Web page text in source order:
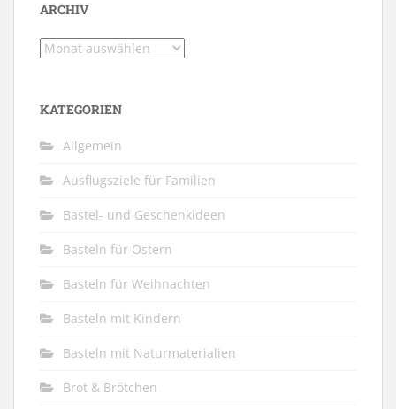
ARCHIV
Archiv
KATEGORIEN
Allgemein
Ausflugsziele für Familien
Bastel- und Geschenkideen
Basteln für Ostern
Basteln für Weihnachten
Basteln mit Kindern
Basteln mit Naturmaterialien
Brot & Brötchen